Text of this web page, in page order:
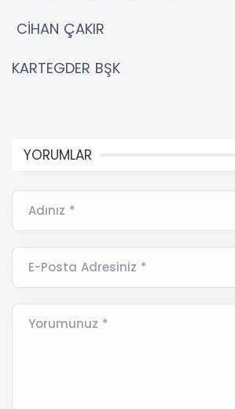
CİHAN ÇAKIR
KARTEGDER BŞK
YORUMLAR
Adınız *
E-Posta Adresiniz *
Yorumunuz *